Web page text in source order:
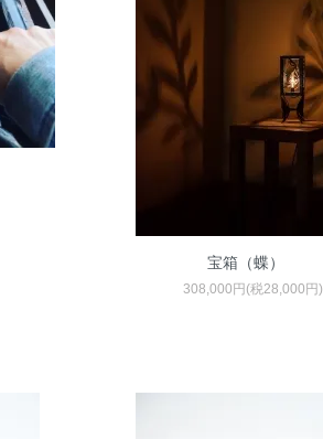
宝箱（蝶）
308,000円(税28,000円)